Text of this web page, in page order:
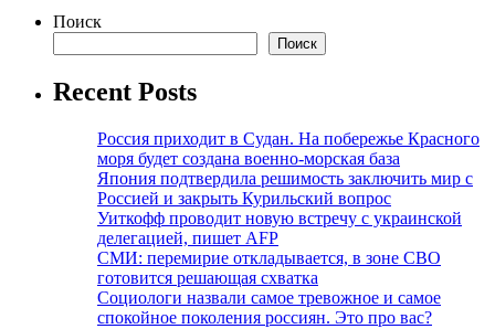
Поиск
Поиск
Recent Posts
Россия приходит в Судан. На побережье Красного
моря будет создана военно-морская база
Япония подтвердила решимость заключить мир с
Россией и закрыть Курильский вопрос
Уиткофф проводит новую встречу с украинской
делегацией, пишет AFP
СМИ: перемирие откладывается, в зоне СВО
готовится решающая схватка
Социологи назвали самое тревожное и самое
спокойное поколения россиян. Это про вас?